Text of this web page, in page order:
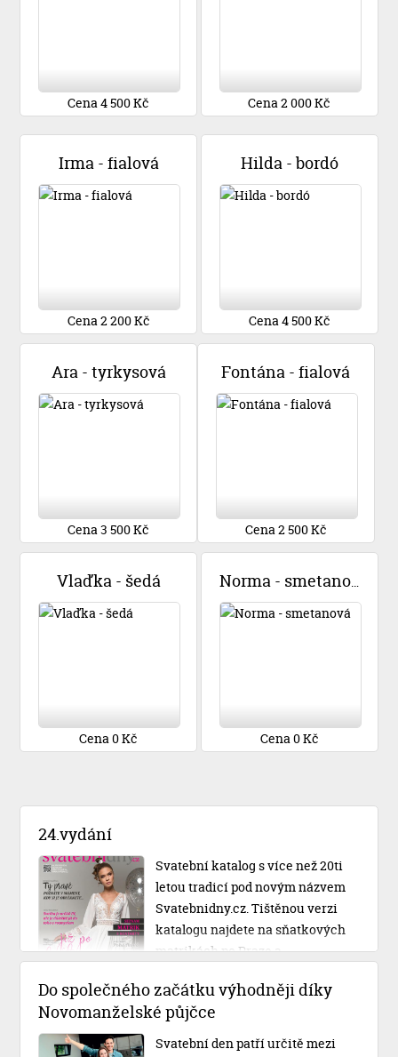
Cena 4 500 Kč Cena 2 000 Kč
Irma - fialová
Cena 2 200 Kč
Hilda - bordó
Cena 4 500 Kč
Ara - tyrkysová
Cena 3 500 Kč
Fontána - fialová
Cena 2 500 Kč
Vlaďka - šedá
Cena 0 Kč
Norma - smetanová
Cena 0 Kč
24.vydání
Svatební katalog s více než 20ti
letou tradicí pod novým názvem
Svatebnidny.cz. Tištěnou verzi
katalogu najdete na sňatkových
matrikách po Praze a
Do společného začátku výhodněji díky
Novomanželské půjčce
Svatební den patří určitě mezi